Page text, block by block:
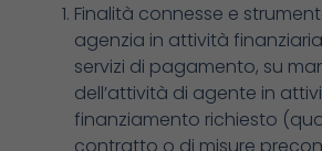
Finalità connesse e
agenzia in attività
servizi di pagamento, su
dell’attività di agente in
finanziamento richiesto